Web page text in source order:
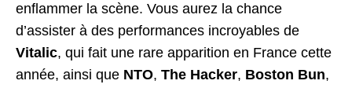
enflammer la scène. Vous aurez la chance
d’assister à des performances incroyables de
Vitalic, qui fait une rare apparition en France cette
année, ainsi que NTO,The Hacker, Boston Bun,